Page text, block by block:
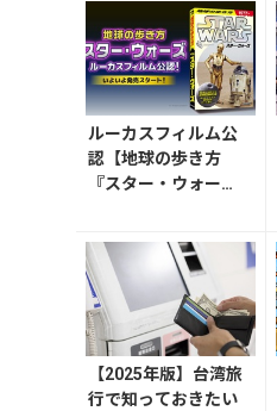
ルーカスフィルム公
認【地球の歩き方
『スター・ウォー
ログラム仕様の特製
リバーシブル帯付き
【2025年版】台湾旅
行で知っておきたい